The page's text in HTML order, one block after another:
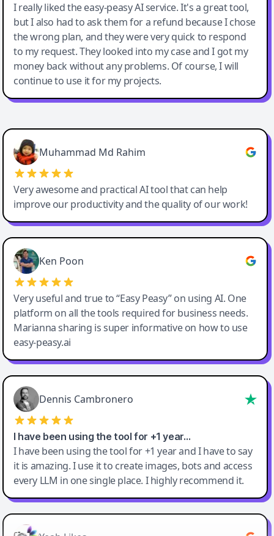
I really liked the easy-peasy AI service. It's a great tool,
but I also had to ask them for a refund because I chose
the wrong plan, and they were very quick to respond
to my request. They looked into my case and I got my
money back without any problems. Of course, I will
continue to use it for my projects.
Easy-Peasy AI
Muhammad Md Rahim
Very awesome and practical AI tool that can help
improve our productivity and the quality of our work!
Ken Poon
Very useful and true to “Easy Peasy” on using AI. One
platform on all the tools required for business needs.
Marianna sharing is super informative on how to use
easy-peasy.ai
Dennis Cambronero
I have been using the tool for +1 year…
I have been using the tool for +1 year and I have to say
it is amazing. I use it to create images, bots and access
every LLM in one single place. I highly recommend it.